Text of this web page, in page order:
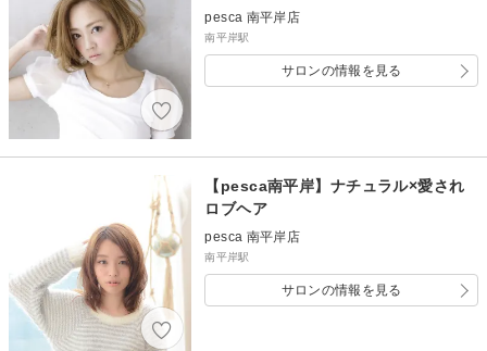
pesca 南平岸店
南平岸駅
サロンの情報を見る
【pesca南平岸】ナチュラル×愛され
ロブヘア
pesca 南平岸店
南平岸駅
サロンの情報を見る